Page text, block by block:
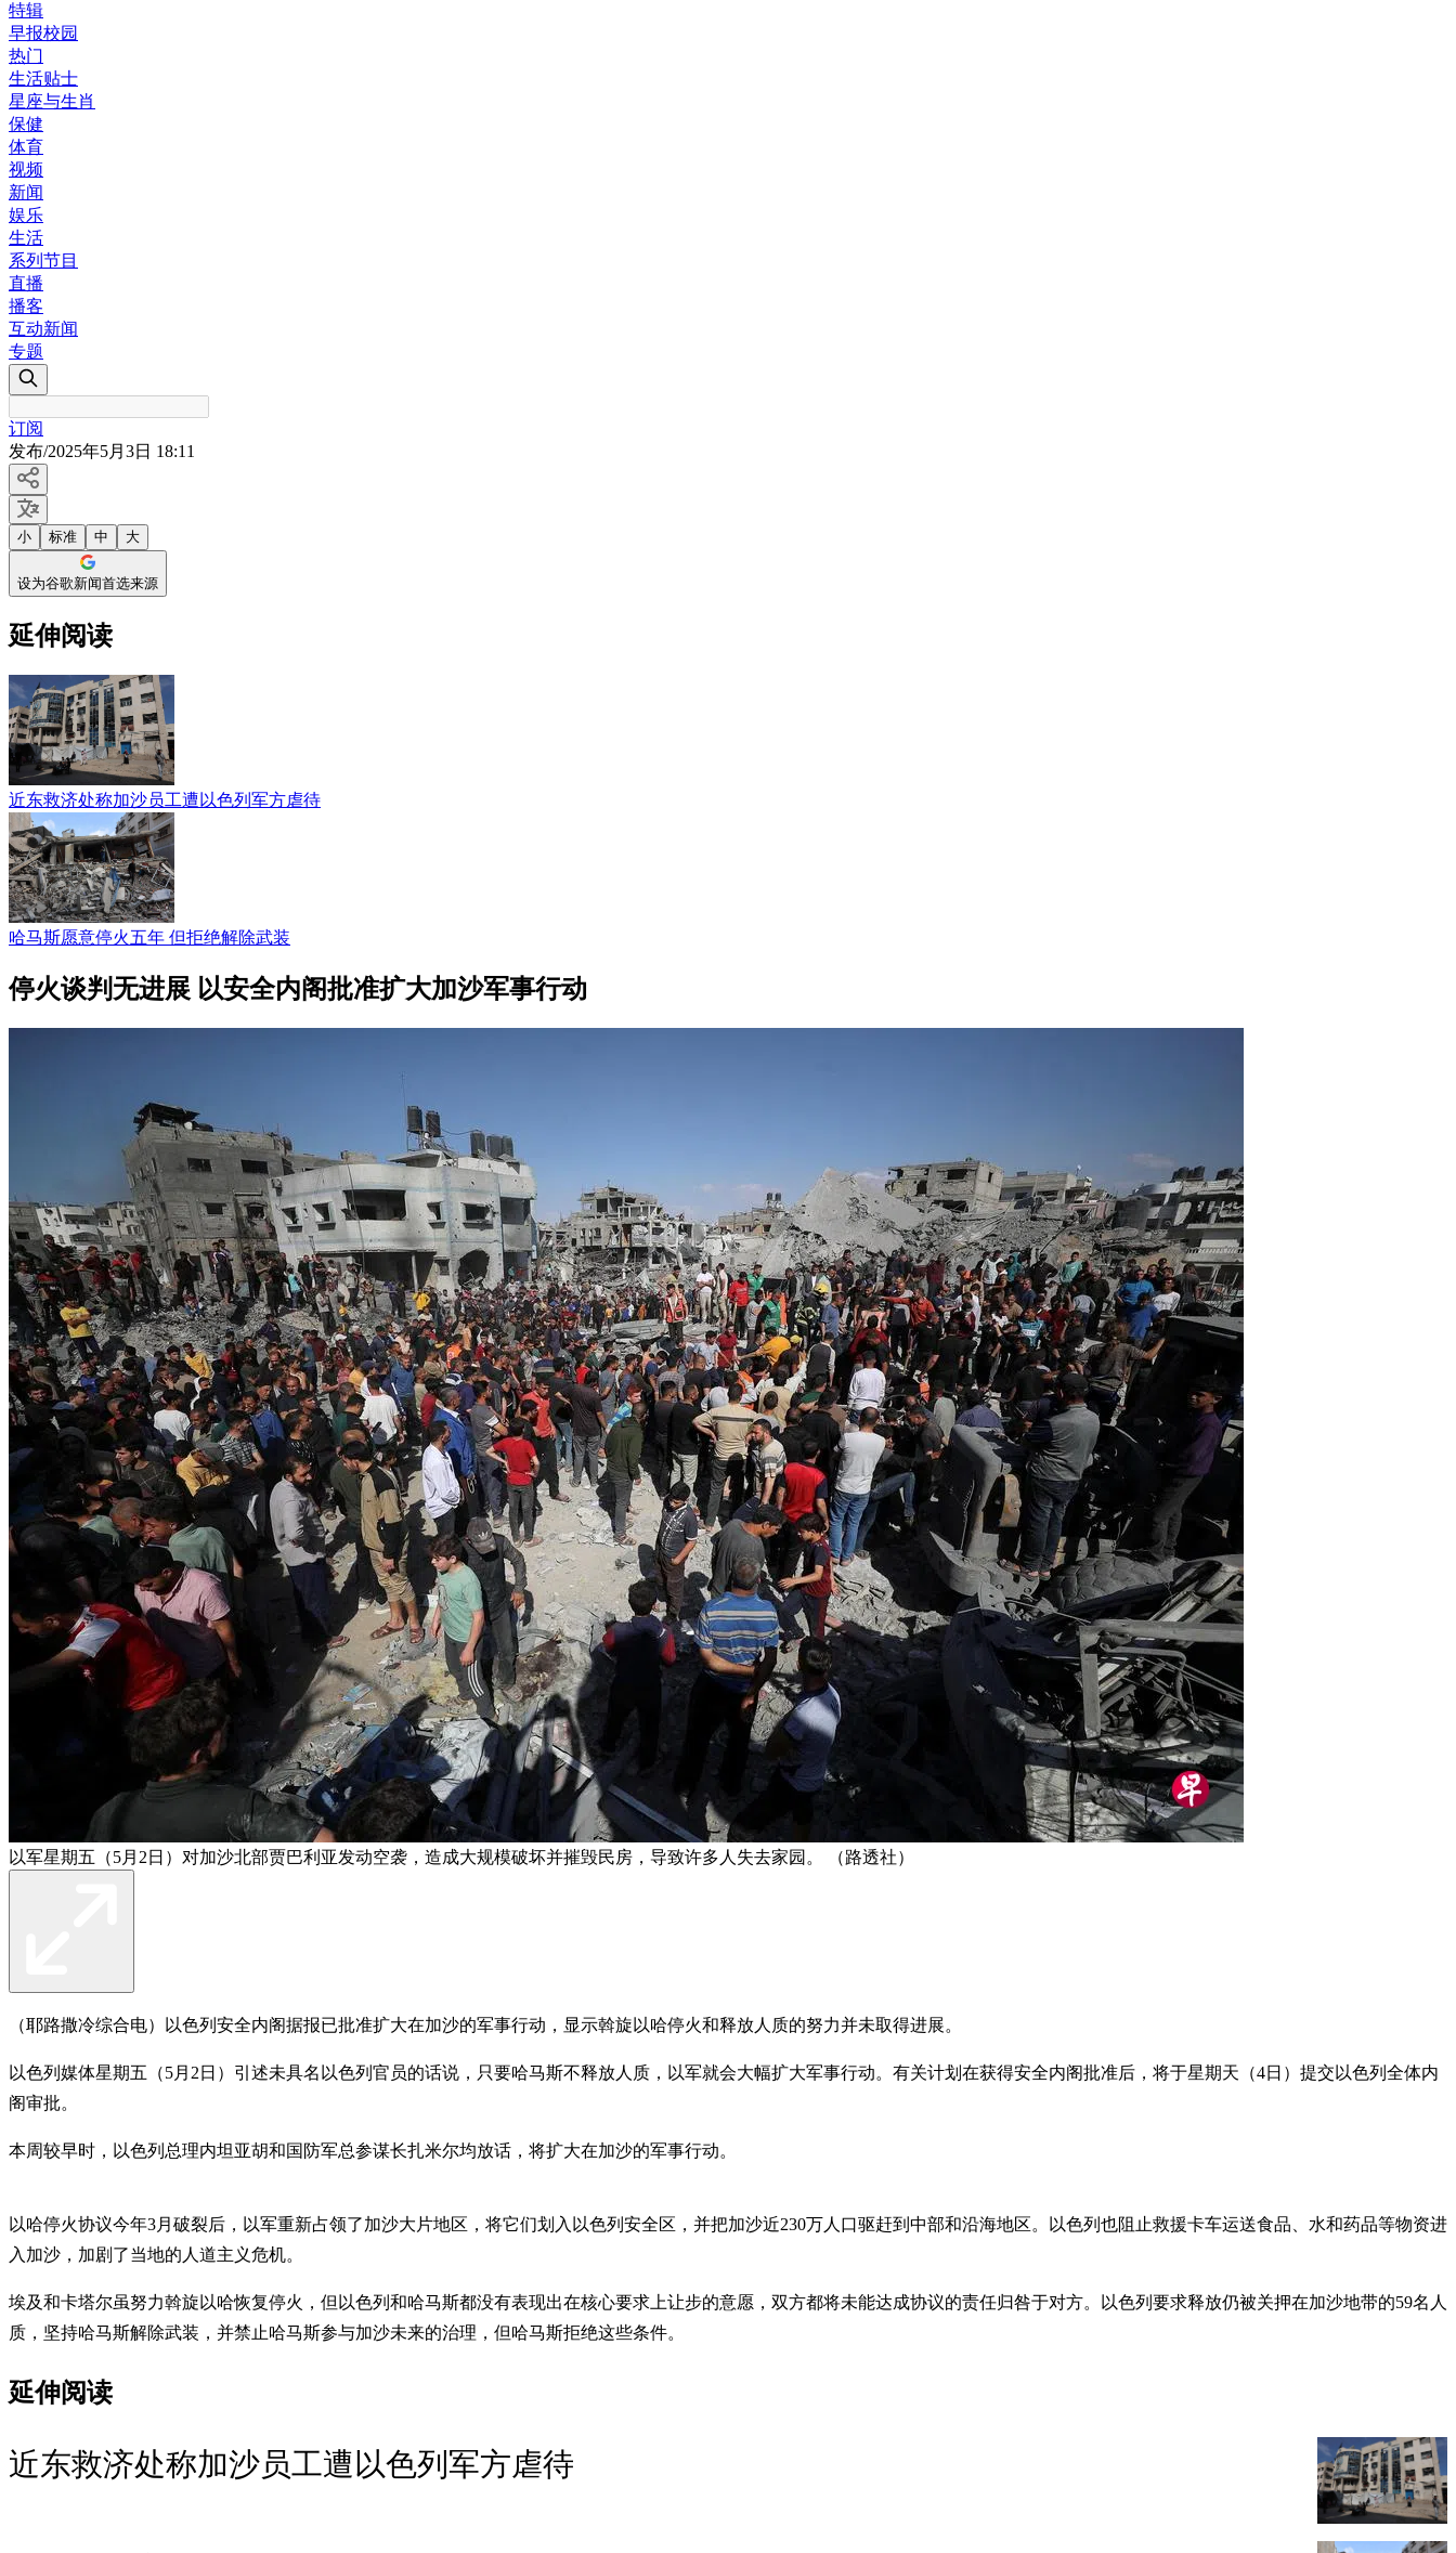
特辑
早报校园
热门
生活贴士
星座与生肖
保健
体育
视频
新闻
娱乐
生活
系列节目
直播
播客
互动新闻
专题
订阅
发布/2025年5月3日 18:11
小 标准 中 大
设为谷歌新闻首选来源
延伸阅读
近东救济处称加沙员工遭以色列军方虐待
哈马斯愿意停火五年 但拒绝解除武装
停火谈判无进展 以安全内阁批准扩大加沙军事行动
以军星期五（5月2日）对加沙北部贾巴利亚发动空袭，造成大规模破坏并摧毁民房，导致许多人失去家园。 （路透社）
（耶路撒冷综合电）以色列安全内阁据报已批准扩大在加沙的军事行动，显示斡旋以哈停火和释放人质的努力并未取得进展。
以色列媒体星期五（5月2日）引述未具名以色列官员的话说，只要哈马斯不释放人质，以军就会大幅扩大军事行动。有关计划在获得安全内阁批准后，将于星期天（4日）提交以色列全体内
阁审批。
本周较早时，以色列总理内坦亚胡和国防军总参谋长扎米尔均放话，将扩大在加沙的军事行动。
以哈停火协议今年3月破裂后，以军重新占领了加沙大片地区，将它们划入以色列安全区，并把加沙近230万人口驱赶到中部和沿海地区。以色列也阻止救援卡车运送食品、水和药品等物资进
入加沙，加剧了当地的人道主义危机。
埃及和卡塔尔虽努力斡旋以哈恢复停火，但以色列和哈马斯都没有表现出在核心要求上让步的意愿，双方都将未能达成协议的责任归咎于对方。以色列要求释放仍被关押在加沙地带的59名人
质，坚持哈马斯解除武装，并禁止哈马斯参与加沙未来的治理，但哈马斯拒绝这些条件。
延伸阅读
近东救济处称加沙员工遭以色列军方虐待